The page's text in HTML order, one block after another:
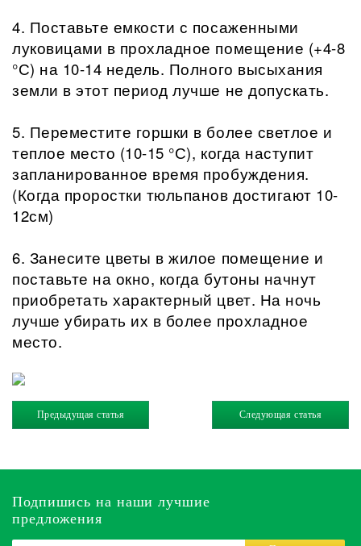
4. Поставьте емкости с посаженными
луковицами в прохладное помещение (+4-8
°С) на 10-14 недель. Полного высыхания
земли в этот период лучше не допускать.
5. Переместите горшки в более светлое и
теплое место (10-15 °С), когда наступит
запланированное время пробуждения.
(Когда проростки тюльпанов достигают 10-
12см)
6. Занесите цветы в жилое помещение и
поставьте на окно, когда бутоны начнут
приобретать характерный цвет. На ночь
лучше убирать их в более прохладное
место.
Предыдущая статья Следующая статья
Подпишись на наши лучшие
предложения